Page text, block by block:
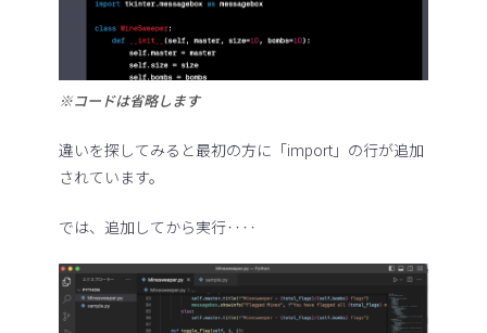
※コードは省略します
違いを探してみると最初の方に「import」の行が追加
されています。
では、追加してから実行‥‥